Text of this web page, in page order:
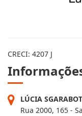
CRECI: 4207 J
LÚCIA
Rua 2000, 165 -